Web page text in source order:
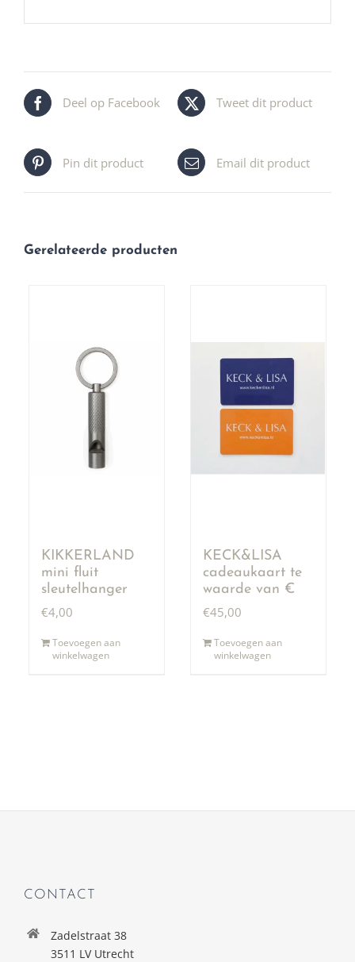
Deel op Facebook Tweet dit product
Pin dit product Email dit product
Gerelateerde producten
KIKKERLAND
mini fluit
sleutelhanger
€4,00
Toevoegen aan
winkelwagen
KECK&LISA
cadeaukaart te
waarde van €
50,00
€45,00
Toevoegen aan
winkelwagen
CONTACT
Zadelstraat 38
3511 LV Utrecht